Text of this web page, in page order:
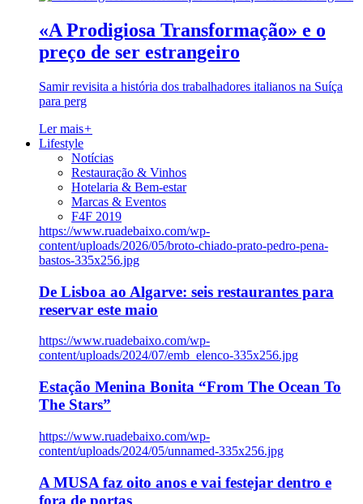
«A Prodigiosa Transformação» e o
preço de ser estrangeiro
Samir revisita a história dos trabalhadores italianos na Suíça
para perg
Ler mais+
Lifestyle
Notícias
Restauração & Vinhos
Hotelaria & Bem-estar
Marcas & Eventos
F4F 2019
https://www.ruadebaixo.com/wp-
content/uploads/2026/05/broto-chiado-prato-pedro-pena-
bastos-335x256.jpg
De Lisboa ao Algarve: seis restaurantes para
reservar este maio
https://www.ruadebaixo.com/wp-
content/uploads/2024/07/emb_elenco-335x256.jpg
Estação Menina Bonita “From The Ocean To
The Stars”
https://www.ruadebaixo.com/wp-
content/uploads/2024/05/unnamed-335x256.jpg
A MUSA faz oito anos e vai festejar dentro e
fora de portas